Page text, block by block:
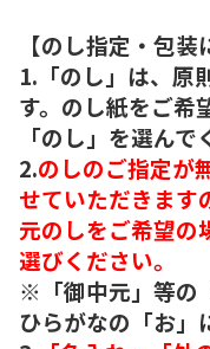
【のし指定・包装
1.「のし」は、原
す。のし紙をご希
「のし」を選んで
2.のしのご指定が
せていただきます
元のしをご希望の
選びください。
※「御中元」等の
ひらがなの「お」